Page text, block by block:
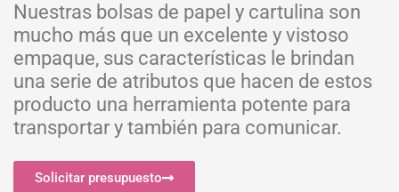
Nuestras bolsas de papel y cartulina son
mucho más que un excelente y vistoso
empaque, sus características le brindan
una serie de atributos que hacen de estos
producto una herramienta potente para
transportar y también para comunicar.
Solicitar presupuesto